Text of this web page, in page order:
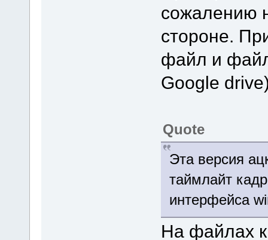
сожалению
стороне.
файл и
Google
Quote
Эта версия
таймлайт
интерфейса
На файлах